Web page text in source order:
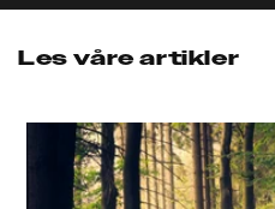
Les våre artikler